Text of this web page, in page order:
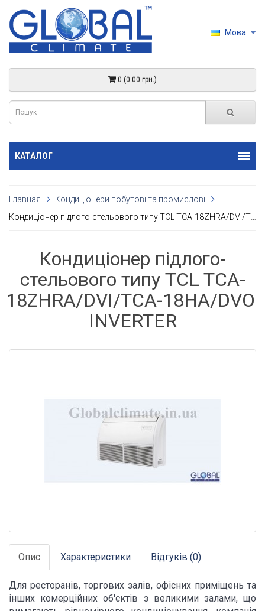
0 (0.00 грн.)
Мова
КАТАЛОГ
Главная
Кондиціонери побутові та промислові
Кондиціонер підлого-стельового типу TCL TCA-18ZHRA/DVI/TCA-18HA/DVO INVERTER
Кондиціонер підлого-
стельового типу TCL TCA-
18ZHRA/DVI/TCA-18HA/DVO
INVERTER
Опис Характеристики Відгуків (0)
Для ресторанів, торгових залів, офісних приміщень та
інших комерційних об'єктів з великими залами, що